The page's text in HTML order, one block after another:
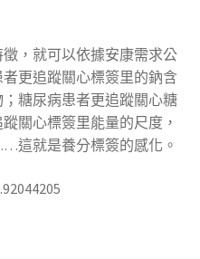
，就可以依據安康需求公
更追蹤關心標簽里的鈉含
糖尿病患者更追蹤關心糖
關心標簽里能量的尺度，
這就是養分標簽的感化。